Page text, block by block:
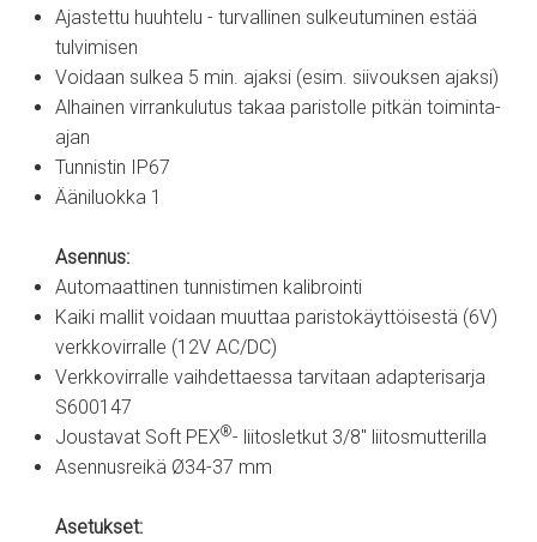
Ajastettu huuhtelu - turvallinen sulkeutuminen estää
tulvimisen
Voidaan sulkea 5 min. ajaksi (esim. siivouksen ajaksi)
Alhainen virrankulutus takaa paristolle pitkän toiminta-
ajan
Tunnistin IP67
Ääniluokka 1
Asennus:
Automaattinen tunnistimen kalibrointi
Kaiki mallit voidaan muuttaa paristokäyttöisestä (6V)
verkkovirralle (12V AC/DC)
Verkkovirralle vaihdettaessa tarvitaan adapterisarja
S600147
Joustavat Soft PEX®- liitosletkut 3/8" liitosmutterilla
Asennusreikä Ø34-37 mm
Asetukset: